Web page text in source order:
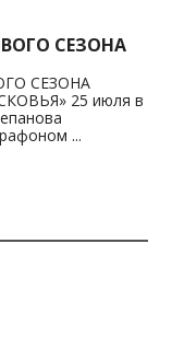
СЕЗОНА
СЕЗОНА
25 июля в
...